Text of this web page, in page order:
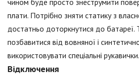
плати. Потрібно зняти статику з
достатньо доторкнутися до батареї.
позбавитися від вовняної і
використовувати спеціальні рукавички.
Відключення